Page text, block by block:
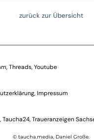
zurück zur Übersicht
Threads Youtube
Impressum
Taucha24 Traueranzeigen
© taucha.media, Daniel Große.